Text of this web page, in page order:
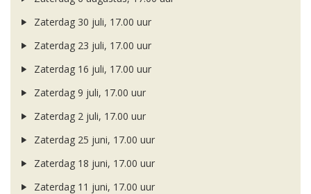
Zaterdag 30 juli, 17.00 uur
Zaterdag 23 juli, 17.00 uur
Zaterdag 16 juli, 17.00 uur
Zaterdag 9 juli, 17.00 uur
Zaterdag 2 juli, 17.00 uur
Zaterdag 25 juni, 17.00 uur
Zaterdag 18 juni, 17.00 uur
Zaterdag 11 juni, 17.00 uur